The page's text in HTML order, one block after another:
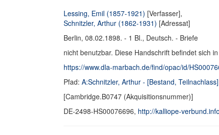
Lessing, Emil (1857-1921) [Verfasser],
Schnitzler, Arthur (1862-1931) [Adressat]
Berlin, 08.02.1898. - 1 Bl., Deutsch. - Briefe
nicht benutzbar. Diese Handschrift befindet sich
https://www.dla-marbach.de/find/opac/id/
Pfad: A:Schnitzler, Arthur - [Bestand, Teilnachlass]
[Cambridge.B0747 (Akquisitionsnummer)]
DE-2498-HS00076696, http://kalliope-